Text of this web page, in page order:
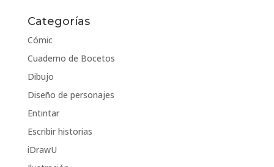
Categorías
Cómic
Cuaderno de Bocetos
Dibujo
Diseño de personajes
Entintar
Escribir historias
iDrawU